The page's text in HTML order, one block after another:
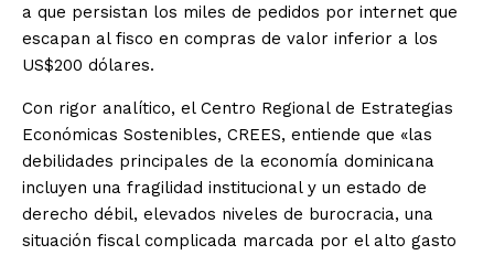
a que persistan los miles de pedidos por internet que
escapan al fisco en compras de valor inferior a los
US$200 dólares.
Con rigor analítico, el Centro Regional de Estrategias
Económicas Sostenibles, CREES, entiende que «las
debilidades principales de la economía dominicana
incluyen una fragilidad institucional y un estado de
derecho débil, elevados niveles de burocracia, una
situación fiscal complicada marcada por el alto gasto